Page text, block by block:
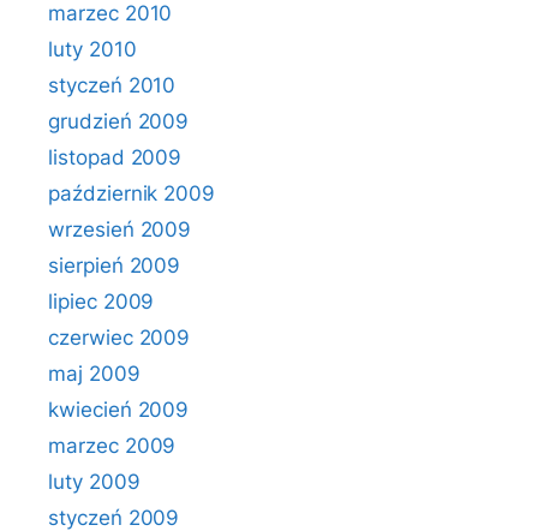
marzec 2010
luty 2010
styczeń 2010
grudzień 2009
listopad 2009
październik 2009
wrzesień 2009
sierpień 2009
lipiec 2009
czerwiec 2009
maj 2009
kwiecień 2009
marzec 2009
luty 2009
styczeń 2009